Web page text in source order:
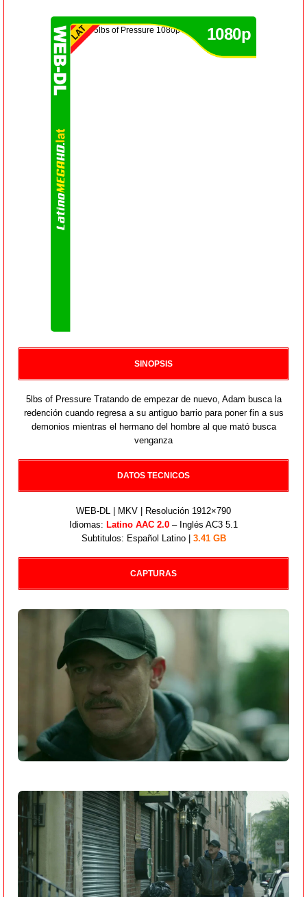
1080p
SINOPSIS
5lbs of Pressure Tratando de empezar de nuevo, Adam busca la
redención cuando regresa a su antiguo barrio para poner fin a sus
demonios mientras el hermano del hombre al que mató busca
venganza
DATOS TECNICOS
WEB-DL | MKV | Resolución 1912×790
Idiomas: Latino AAC 2.0 – Inglés AC3 5.1
Subtitulos: Español Latino |
3.41 GB
CAPTURAS